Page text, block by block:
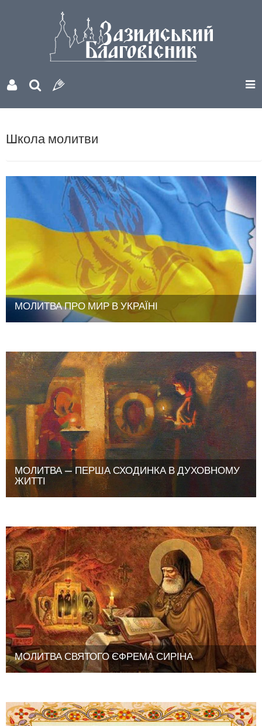
Школа молитви
МОЛИТВА ПРО МИР В УКРАЇНІ
МОЛИТВА — ПЕРША СХОДИНКА В ДУХОВНОМУ
ЖИТТІ
МОЛИТВА СВЯТОГО ЄФРЕМА СИРІНА